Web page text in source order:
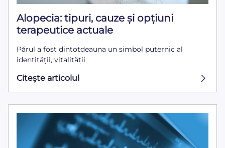
Alopecia: tipuri, cauze și opțiuni
terapeutice actuale
Părul a fost dintotdeauna un simbol puternic al
identității, vitalității
Citeşte articolul